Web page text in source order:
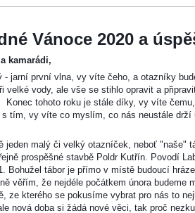
Vánoce 2020 a
kamarádi,
- jarní první vlna, vy víte čeho, a otazníky
velké vody, ale vše se stihlo opravit a
tohoto roku je stále díky, vy víte
tím, vy víte co myslím, co nás neustále
jeden malý či velký otazníček, neboť "naše"
prospěšné stavbě Poldr Kutřín. Povodí
Bohužel tábor je přímo v místě budoucí
věřím, že nejdéle počátkem února
ze kterého se pokusíme vybrat pro nás to
nová doba si žádá nové věci, tak proč